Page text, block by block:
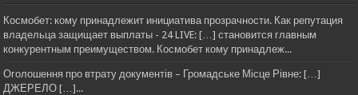
Космобет: кому принадлежит инициатива прозрачности. Как репутация
владельца защищает выплаты - 24 LIVE: […] становится главным
конкурентным преимуществом. Космобет кому принадлеж...
Оголошення про втрату документів – Громадське Місце Рівне: […]
ДЖЕРЕЛО […]...